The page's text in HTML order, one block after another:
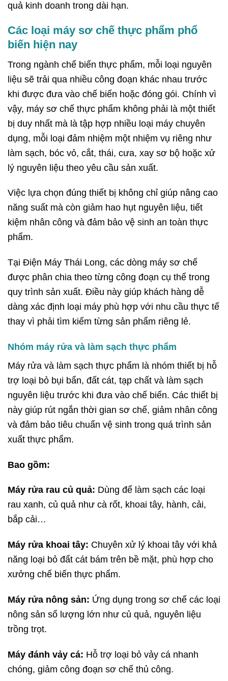
quả kinh doanh trong dài hạn.
Các loại máy sơ chế thực phẩm phổ
biến hiện nay
Trong ngành chế biến thực phẩm, mỗi loại nguyên
liệu sẽ trải qua nhiều công đoạn khác nhau trước
khi được đưa vào chế biến hoặc đóng gói. Chính vì
vậy, máy sơ chế thực phẩm không phải là một thiết
bị duy nhất mà là tập hợp nhiều loại máy chuyên
dụng, mỗi loại đảm nhiệm một nhiệm vụ riêng như
làm sạch, bóc vỏ, cắt, thái, cưa, xay sơ bộ hoặc xử
lý nguyên liệu theo yêu cầu sản xuất.
Việc lựa chọn đúng thiết bị không chỉ giúp nâng cao
năng suất mà còn giảm hao hụt nguyên liệu, tiết
kiệm nhân công và đảm bảo vệ sinh an toàn thực
phẩm.
Tại Điện Máy Thái Long, các dòng máy sơ chế
được phân chia theo từng công đoạn cụ thể trong
quy trình sản xuất. Điều này giúp khách hàng dễ
dàng xác định loại máy phù hợp với nhu cầu thực tế
thay vì phải tìm kiếm từng sản phẩm riêng lẻ.
Nhóm máy rửa và làm sạch thực phẩm
Máy rửa và làm sạch thực phẩm là nhóm thiết bị hỗ
trợ loại bỏ bụi bẩn, đất cát, tạp chất và làm sạch
nguyên liệu trước khi đưa vào chế biến. Các thiết bị
này giúp rút ngắn thời gian sơ chế, giảm nhân công
và đảm bảo tiêu chuẩn vệ sinh trong quá trình sản
xuất thực phẩm.
Bao gồm:
Máy rửa rau củ quả: Dùng để làm sạch các loại
rau xanh, củ quả như cà rốt, khoai tây, hành, cải,
bắp cải…
Máy rửa khoai tây: Chuyên xử lý khoai tây với khả
năng loại bỏ đất cát bám trên bề mặt, phù hợp cho
xưởng chế biến thực phẩm.
Máy rửa nông sản: Ứng dụng trong sơ chế các loại
nông sản số lượng lớn như củ quả, nguyên liệu
trồng trọt.
Máy đánh vảy cá: Hỗ trợ loại bỏ vảy cá nhanh
chóng, giảm công đoạn sơ chế thủ công.